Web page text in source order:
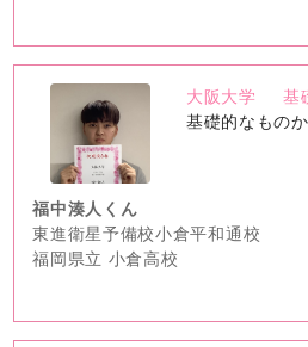
no
image
大阪大学
基
基礎的なもの
福中湊人くん
東進衛星予備校小倉平和通校
福岡県立 小倉高校